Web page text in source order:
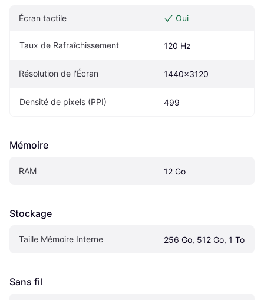
Écran tactile Oui
Taux de Rafraîchissement 120 Hz
Résolution de l'Écran 1440x3120
Densité de pixels (PPI) 499
Mémoire
RAM 12 Go
Stockage
Taille Mémoire Interne 256 Go, 512 Go, 1 To
Sans fil